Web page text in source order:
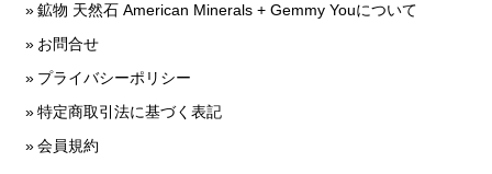
鉱物 天然石 American Minerals + Gemmy Youについて
お問合せ
プライバシーポリシー
特定商取引法に基づく表記
会員規約